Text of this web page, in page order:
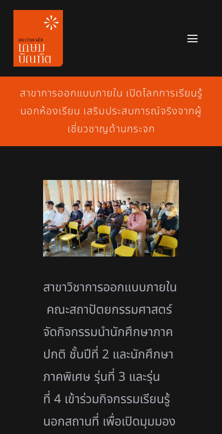
Skip
content
หลักสูตร
ข่าวสาร
เกี่ยวกับมหาวิทยาลัย
สมัครเรียน
สาขาการออกแบบภายใน เปิดโลกการเรียนรู้
นอกห้องเรียน เสริมประสบการณ์จริงจากผู้
เชี่ยวชาญด้านกระจก
สาขาวิชาการออกแบบภายใน
คณะสถาปัตยกรรมศาสตร์
จัดกิจกรรมนำนักศึกษาภาค
ปกติ ชั้นปีที่ 2 และนักศึกษา
ภาคพิเศษ รุ่นที่ 3 และรุ่น
ที่4 เข้าร่วมกิจกรรมเรียนรู้
นอกสถานที่ เพื่อเปิดมุมมอง